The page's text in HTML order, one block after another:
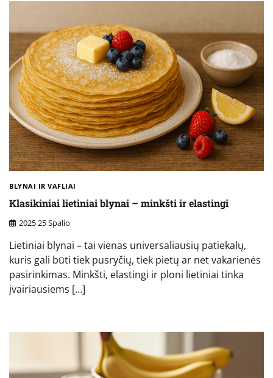
BLYNAI IR VAFLIAI
Klasikiniai lietiniai blynai – minkšti ir elastingi
2025 25 Spalio
Lietiniai blynai – tai vienas universaliausių patiekalų,
kuris gali būti tiek pusryčių, tiek pietų ar net vakarienės
pasirinkimas. Minkšti, elastingi ir ploni lietiniai tinka
įvairiausiems […]